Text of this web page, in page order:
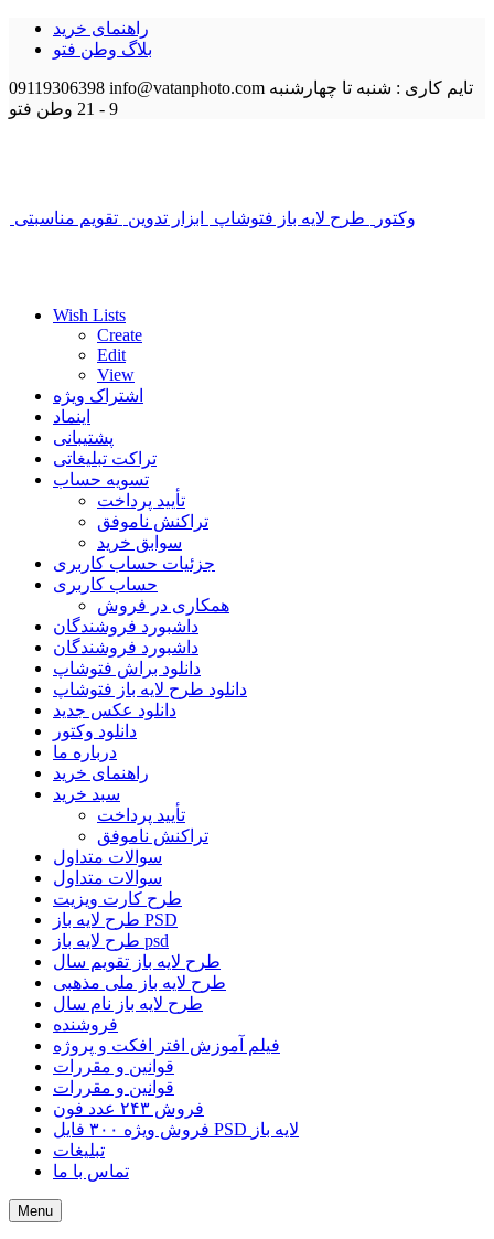
راهنمای خرید
بلاگ وطن فتو
09119306398 info@vatanphoto.com تایم کاری : شنبه تا چهارشنبه
9 - 21
وطن فتو
وکتور طرح لایه باز فتوشاپ ابزار تدوین تقویم مناسبتی
Wish Lists
Create
Edit
View
اشتراک ویژه
اینماد
پشتیبانی
تراکت تبلیغاتی
تسویه حساب
تأیید پرداخت
تراکنش ناموفق
سوابق خرید
جزئیات حساب کاربری
حساب کاربری
همکاری در فروش
داشبورد فروشندگان
داشبورد فروشندگان
دانلود براش فتوشاپ
دانلود طرح لایه باز فتوشاپ
دانلود عکس جدید
دانلود وکتور
درباره ما
راهنمای خرید
سبد خرید
تأیید پرداخت
تراکنش ناموفق
سوالات متداول
سوالات متداول
طرح کارت ویزیت
طرح لایه باز PSD
طرح لایه باز psd
طرح لایه باز تقویم سال
طرح لایه باز ملی مذهبی
طرح لایه باز نام سال
فروشنده
فیلم آموزش افتر افکت و پروژه
قوانین و مقررات
قوانین و مقررات
فروش ۲۴۳ عدد فون
فروش ویژه ۳۰۰ فایل PSD لایه باز
تبلیغات
تماس با ما
Menu